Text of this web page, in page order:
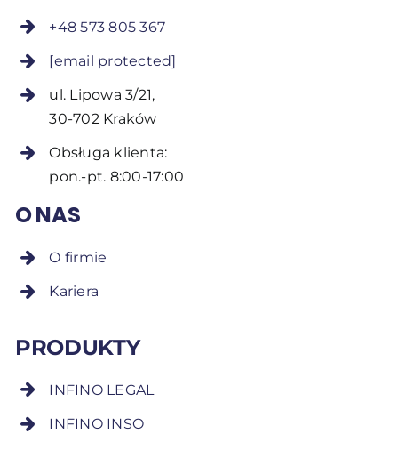
+48 573 805 367
[email protected]
ul. Lipowa 3/21,
30-702 Kraków
Obsługa klienta:
pon.-pt. 8:00-17:00
O NAS
O firmie
Kariera
PRODUKTY
INFINO LEGAL
INFINO INSO